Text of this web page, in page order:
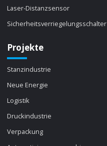
Laser-Distanzsensor
Sicherheitsverriegelungsschalter
Projekte
Stanzindustrie
Neue Energie
Logistik
Druckindustrie
Verpackung